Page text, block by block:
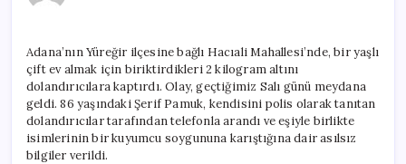
Altın
Gitti
için
Adana’nın Yüreğir ilçesine bağlı Hacıali Mahallesi’nde, bir yaşlı
çift ev almak için biriktirdikleri 2 kilogram altını
dolandırıcılara kaptırdı. Olay, geçtiğimiz Salı günü meydana
geldi. 86 yaşındaki Şerif Pamuk, kendisini polis olarak tanıtan
dolandırıcılar tarafından telefonla arandı ve eşiyle birlikte
isimlerinin bir kuyumcu soygununa karıştığına dair asılsız
bilgiler verildi.